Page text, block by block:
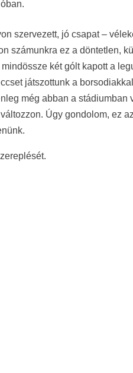
szervezett, jó csapat –
számunkra ez a döntetlen,
két gólt kapott a
játszottunk a
még abban a stádiumban
Úgy gondolom, ez